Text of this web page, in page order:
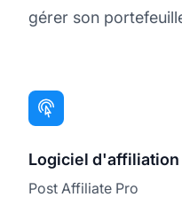
gérer son
Logiciel d'affiliation
Post Affiliate Pro